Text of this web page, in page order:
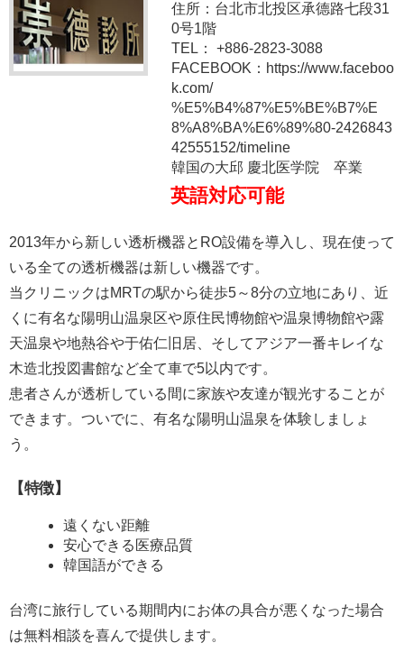
住所：台北市北投区承德路七段31
0号1階
TEL： +886-2823-3088
FACEBOOK：https://www.faceboo
k.com/
%E5%B4%87%E5%BE%B7%E
8%A8%BA%E6%89%80-2426843
42555152/timeline
韓国の大邱 慶北医学院 卒業
英語対応可能
2013年から新しい透析機器とRO設備を導入し、現在使って
いる全ての透析機器は新しい機器です。
当クリニックはMRTの駅から徒歩5～8分の立地にあり、近
くに有名な陽明山温泉区や原住民博物館や温泉博物館や露
天温泉や地熱谷や于佑仁旧居、そしてアジア一番キレイな
木造北投図書館など全て車で5以内です。
患者さんが透析している間に家族や友達が観光することが
できます。ついでに、有名な陽明山温泉を体験しましょ
う。
【特徴】
遠くない距離
安心できる医療品質
韓国語ができる
台湾に旅行している期間内にお体の具合が悪くなった場合
は無料相談を喜んで提供します。